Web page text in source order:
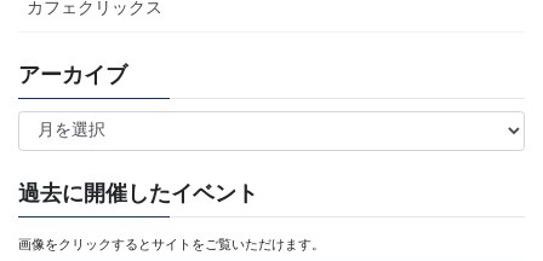
カフェクリックス
アーカイブ
ア
ー
カ
イ
ブ
過去に開催したイベント
画像をクリックするとサイトをご覧いただけます。